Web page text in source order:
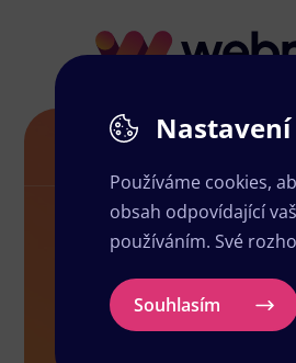
Letáky ve
Nastavení
Používáme cookies,
obsah odpovídající
používáním. Své
Souhlasím